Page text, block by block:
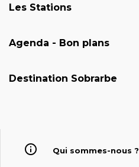
Les Stations
Agenda - Bon plans
Destination Sobrarbe
Qui sommes-nous ?